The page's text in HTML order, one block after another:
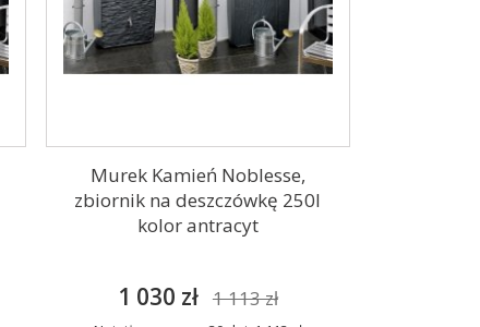
Murek Kamień Noblesse,
zbiornik na deszczówkę 250l
kolor antracyt
1 030 zł 1 113 zł